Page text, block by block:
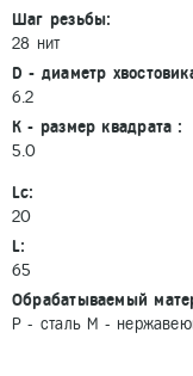
Шаг резьбы:
28 нит
D - диаметр
6.2
K - размер квадрата :
5.0
Lc:
20
L:
65
Обрабатываемый
P - сталь M -